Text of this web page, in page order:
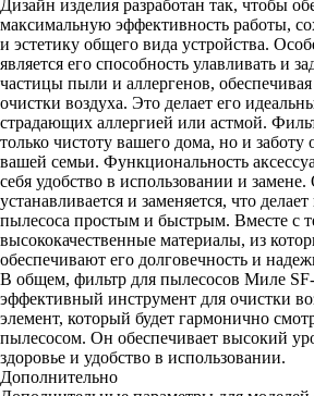
Дизайн изделия разработан так, чтобы
максимальную эффективность работы,
и эстетику общего вида устройства.
является его способность улавливать и
частицы пыли и аллергенов,
очистки воздуха. Это делает его
страдающих аллергией или астмой.
только чистоту вашего дома, но и заботу
вашей семьи. Функциональность
себя удобство в использовании и замене.
устанавливается и заменяется, что
пылесоса простым и быстрым. Вместе с
высококачественные материалы, из
обеспечивают его долговечность и
В общем, фильтр для пылесосов Миле
эффективный инструмент для очистки
элемент, который будет гармонично
пылесосом. Он обеспечивает высокий
здоровье и удобство в использовании.
Дополнительно